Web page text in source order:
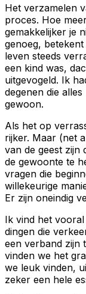
Het verzamelen
proces. Hoe
gemakkelijker je
genoeg,
leven steeds
een kind was,
uitgevogeld. Ik
degenen die
gewoon.
Als het op
rijker. Maar (net
van de geest zijn
de gewoonte te
vragen die
willekeurige
Er zijn oneindig
Ik vind het
dingen die
een verband zijn
vinden we het
we leuk vinden,
zeker een hele